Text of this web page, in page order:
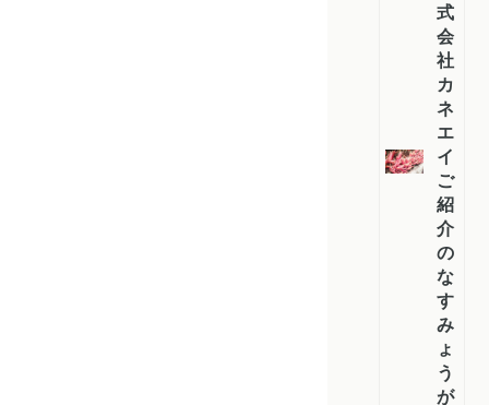
式
会
社
カ
ネ
エ
イ
ご
紹
介
の
な
す・
み
ょ
う
が